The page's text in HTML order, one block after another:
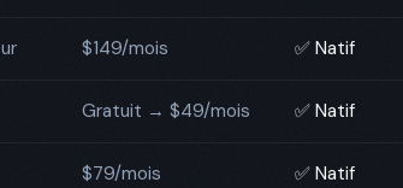
$149/mois ✅ Natif
Gratuit → $49/mois ✅ Natif
$79/mois ✅ Natif